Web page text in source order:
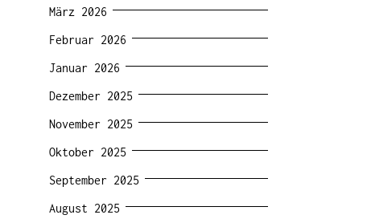
März 2026
Februar 2026
Januar 2026
Dezember 2025
November 2025
Oktober 2025
September 2025
August 2025